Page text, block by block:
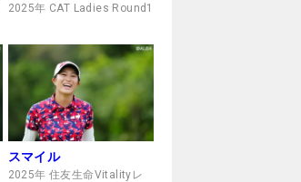
2025年 CAT Ladies Round1
スマイル
2025年 住友生命Vitalityレ